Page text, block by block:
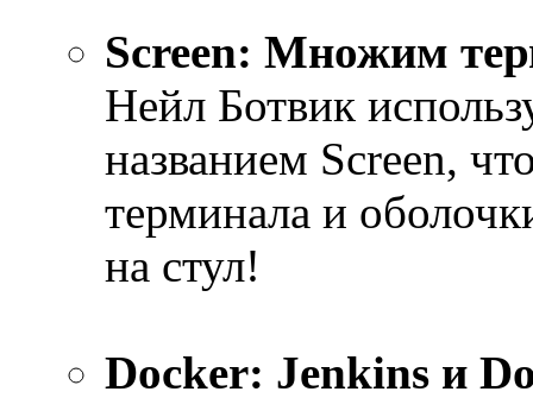
Screen: Множим
Нейл Ботвик
названием Screen,
терминала и
на стул!
Docker: Jenkins и